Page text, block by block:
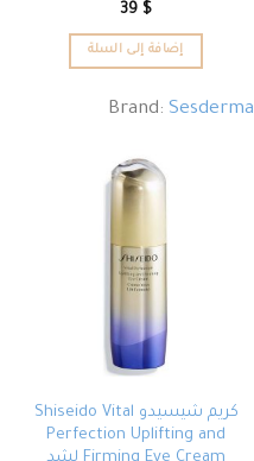
تم التقييم
4.57من 5
39 $
إضافة إلى السلة
Brand:Sesderma
كريم شيسيدو Shiseido Vital
Perfection Uplifting and